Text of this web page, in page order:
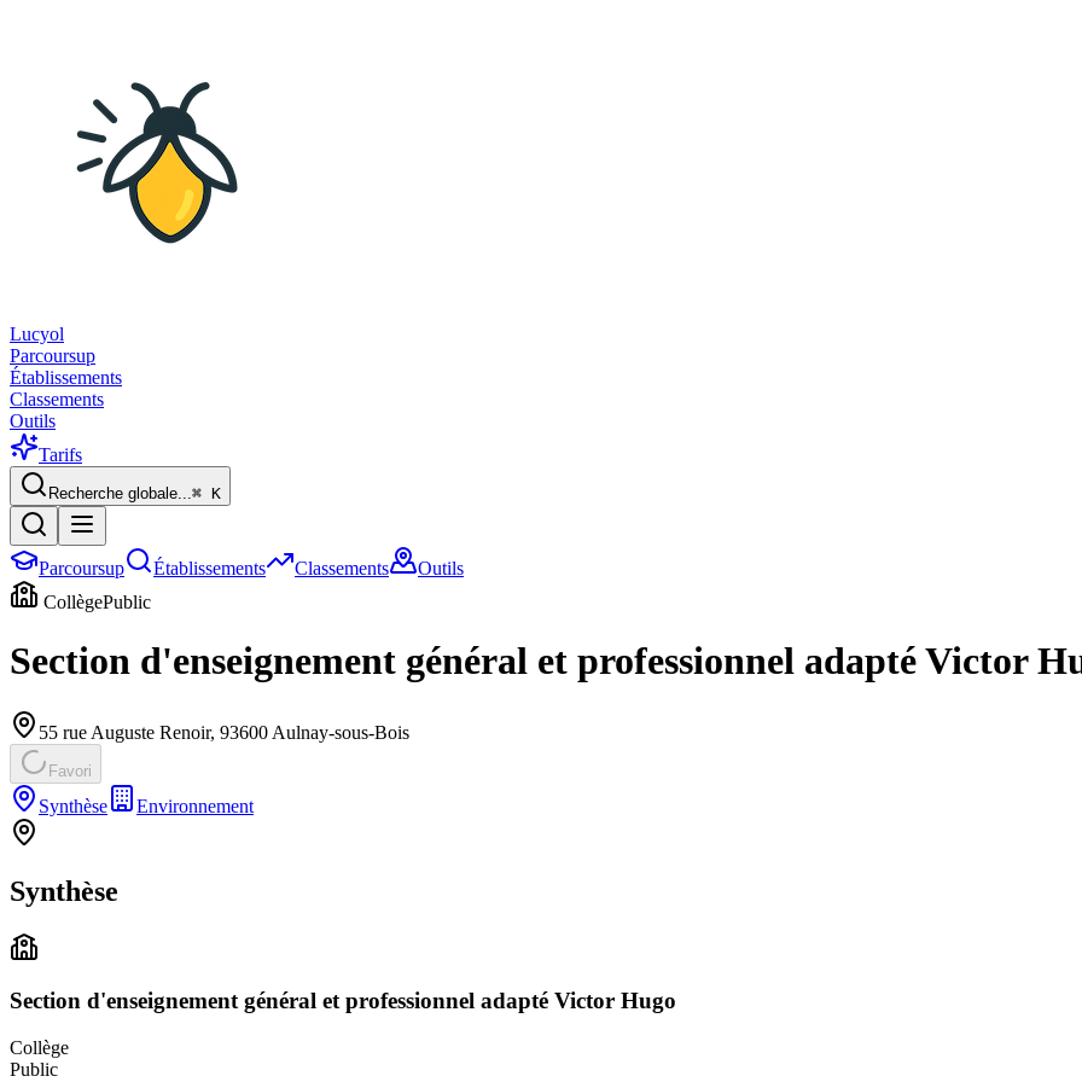
Lucyol
Parcoursup
Établissements
Classements
Outils
Tarifs
Recherche globale...⌘ K
Parcoursup Établissements Classements
Outils
CollègePublic
Section d'enseignement général et professionnel adapté Victor
55 rue Auguste Renoir, 93600 Aulnay-sous-Bois
Favori
Synthèse Environnement
Synthèse
Section d'enseignement général et professionnel adapté Victor Hugo
Collège
Public